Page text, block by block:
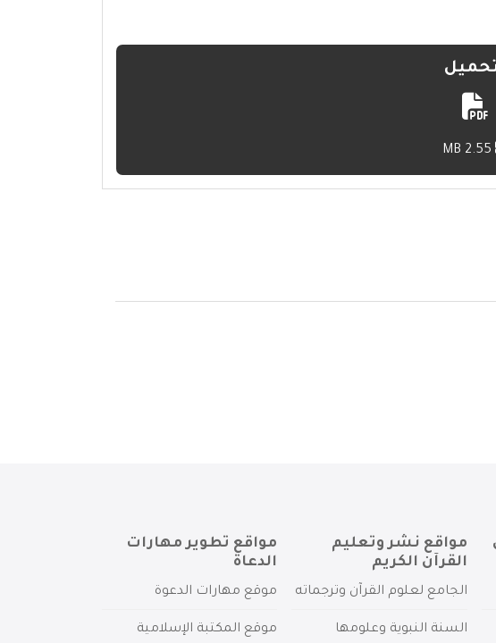
مواقع نشر وتعليم
القرآن الكريم
الجامع لعلوم القرآن وترجماته
السنة النبوية وعلومها
مواقع تطوير مهارات
الدعاة
موقع مهارات الدعوة
موقع المكتبة الإسلامية